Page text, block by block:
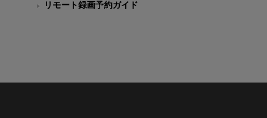
リモート録画予約ガイド